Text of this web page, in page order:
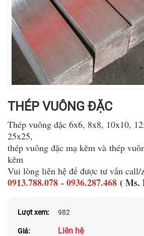
THÉP VUÔNG ĐẶC
Thép vuông đặc 6x6, 8x8, 10x10,
25x25,
thép vuông đặc mạ kẽm và thép
kẽm
Vui lòng liên hệ để được tư vấn call/
0913.788.078 -0936.287.468 ( Ms.
Lượt xem: 982
Giá: Liên hệ